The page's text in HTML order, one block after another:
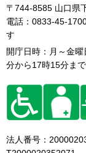
〒744-8585 山口県
電話：0833-45-
す
開庁日時：月～金
分から17時15分まで
法人番号：